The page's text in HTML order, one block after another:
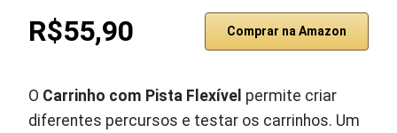
R$55,90 Comprar na Amazon
O Carrinho com Pista Flexível permite criar
diferentes percursos e testar os carrinhos. Um